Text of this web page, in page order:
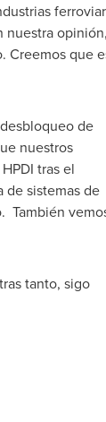
nuestra
Creemos que
de
nuestros
tras el
de sistemas de
También
tanto, sigo